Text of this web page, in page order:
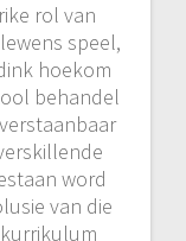
rol van
speel,
hoekom
behandel
word
van die